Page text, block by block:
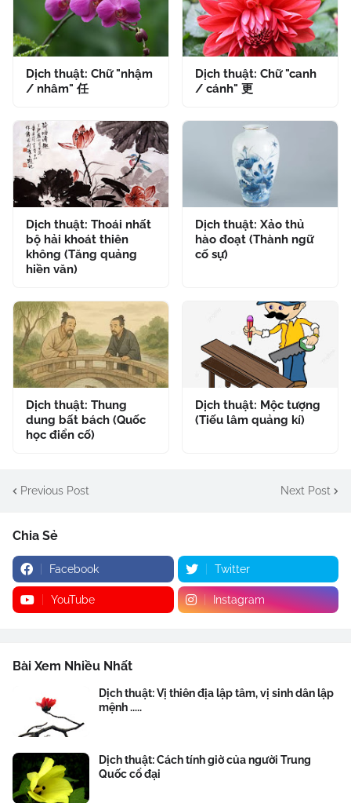
Dịch thuật: Chữ "nhậm
/ nhâm" 任
Dịch thuật: Chữ "canh
/ cánh" 更
Dịch thuật: Thoái nhất
bộ hải khoát thiên
không (Tăng quảng
hiền văn)
Dịch thuật: Xảo thủ
hào đoạt (Thành ngữ
cố sự)
Dịch thuật: Thung
dung bất bách (Quốc
học điển cố)
Dịch thuật: Mộc tượng
(Tiếu lâm quảng kí)
Previous Post Next Post
Chia Sẻ
Facebook Twitter
YouTube Instagram
Bài Xem Nhiều Nhất
Dịch thuật: Vị thiên địa lập tâm, vị sinh dân lập
mệnh .....
Dịch thuật: Cách tính giờ của người Trung
Quốc cổ đại